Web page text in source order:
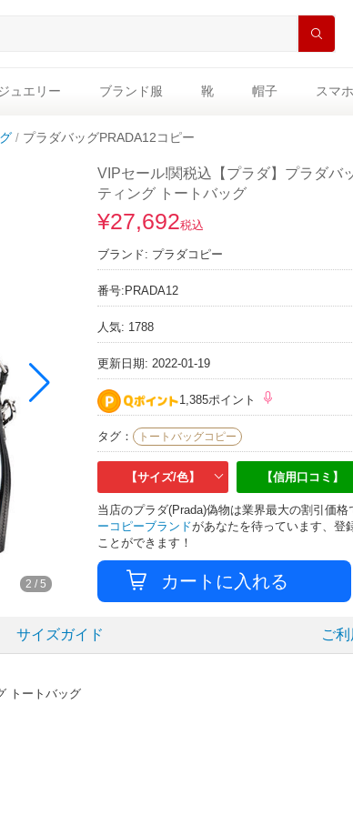
ュエリー ブランド服 靴 帽子 スマ
プラダバッグPRADA12コピー
2 / 5
VIPセール!関税込【プラダ】プラダバ
ティング トートバッグ
¥27,692税込
ブランド: プラダコピー
番号: PRADA12
人気: 1788
更新日期: 2022-01-19
1,385ポイント
タグ： トートバッグコピー
【サイズ/色】 【信用口コミ】
当店のプラダ(Prada)偽物は業界最大の割引価
ーコピーブランドがあなたを待っています、登
ことができます！
サイズガイド ご
トートバッグ